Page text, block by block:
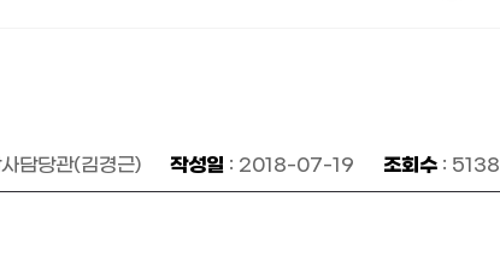
담당관(김경근) 작성일 : 2018-07-19 조회수 : 5138